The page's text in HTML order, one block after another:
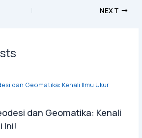
NEXT
dan Geomatika: Kenali
Ini!